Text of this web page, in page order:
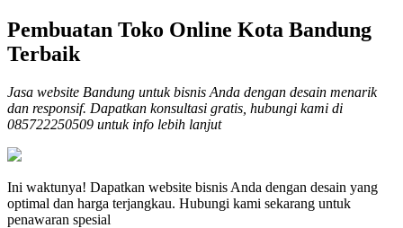
Pembuatan Toko Online Kota Bandung
Terbaik
Jasa website Bandung untuk bisnis Anda dengan desain menarik
dan responsif. Dapatkan konsultasi gratis, hubungi kami di
085722250509 untuk info lebih lanjut
Ini waktunya! Dapatkan website bisnis Anda dengan desain yang
optimal dan harga terjangkau. Hubungi kami sekarang untuk
penawaran spesial